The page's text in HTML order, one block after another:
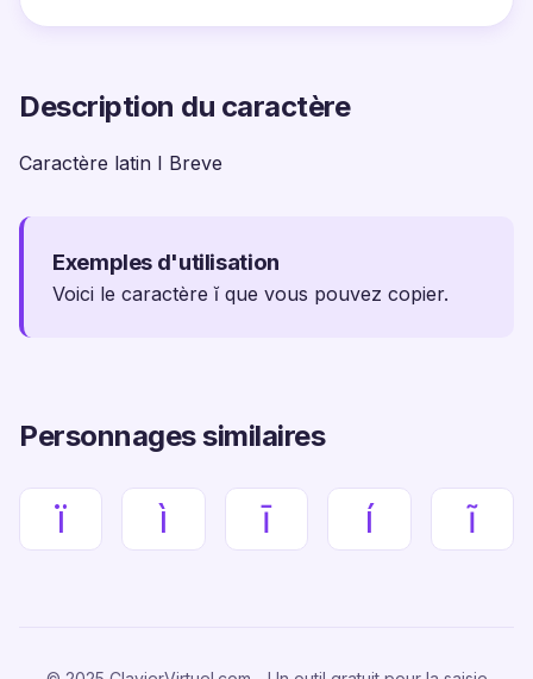
Description du caractère
Caractère latin I Breve
Exemples d'utilisation
Voici le caractère ĭ que vous pouvez copier.
Personnages similaires
ï ì ī í ĩ